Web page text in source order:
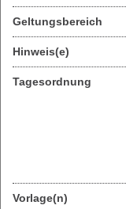
Geltungsbereich
Hinweis(e)
Tagesordnung
Vorlage(n)